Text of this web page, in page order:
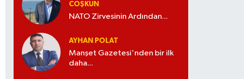
COŞKUN
NATO Zirvesinin Ardından...
AYHAN POLAT
Manşet Gazetesi'nden bir ilk
daha...